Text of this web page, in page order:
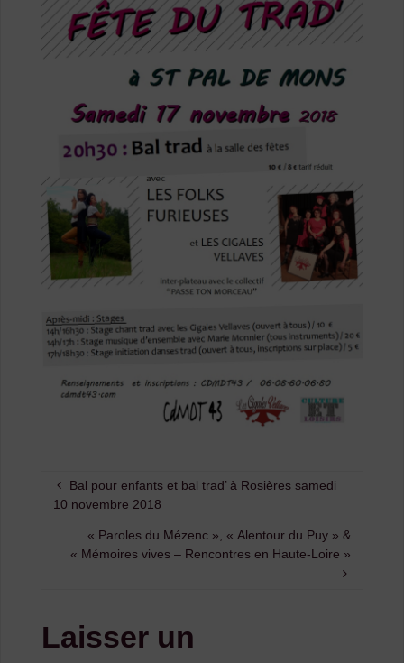
Bal pour enfants et bal trad’ à Rosières samedi
10 novembre 2018
« Paroles du Mézenc », « Alentour du Puy » &
« Mémoires vives – Rencontres en Haute-Loire »
Laisser un